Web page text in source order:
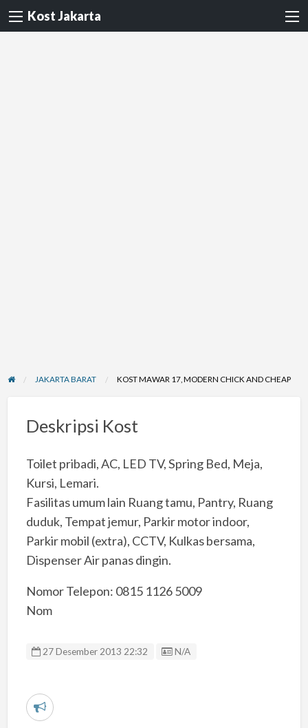
Kost Jakarta
JAKARTA BARAT KOST MAWAR 17, MODERN CHICK AND CHEAP
Deskripsi Kost
Toilet pribadi, AC, LED TV, Spring Bed, Meja,
Kursi, Lemari.
Fasilitas umum lain Ruang tamu, Pantry, Ruang
duduk, Tempat jemur, Parkir motor indoor,
Parkir mobil (extra), CCTV, Kulkas bersama,
Dispenser Air panas dingin.
Nomor Telepon: 0815 1126 5009
Nom
27 Desember 2013 22:32 Listing ID
N/A
L